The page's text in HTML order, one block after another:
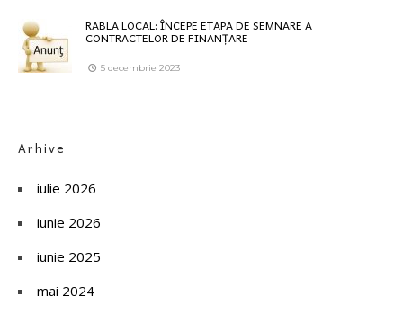
RABLA LOCAL: ÎNCEPE ETAPA DE SEMNARE A
CONTRACTELOR DE FINANȚARE
5 decembrie 2023
Arhive
iulie 2026
iunie 2026
iunie 2025
mai 2024